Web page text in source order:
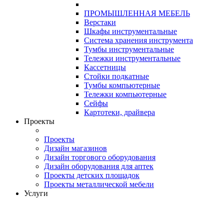
ПРОМЫШЛЕННАЯ МЕБЕЛЬ
Верстаки
Шкафы инструментальные
Система хранения инструмента
Тумбы инструментальные
Тележки инструментальные
Кассетницы
Стойки подкатные
Тумбы компьютерные
Тележки компьютерные
Сейфы
Картотеки, драйвера
Проекты
Проекты
Дизайн магазинов
Дизайн торгового оборудования
Дизайн оборудования для аптек
Проекты детских площадок
Проекты металлической мебели
Услуги